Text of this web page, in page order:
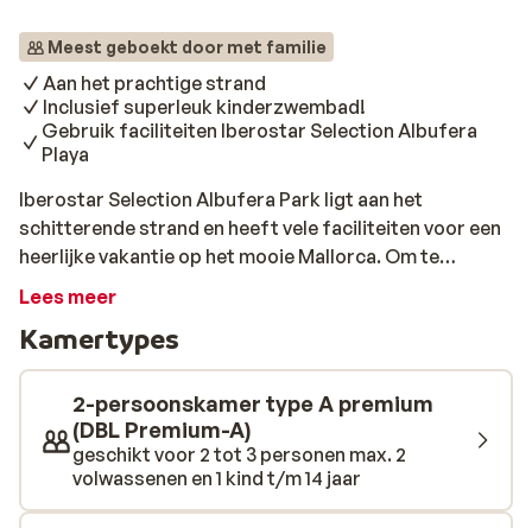
Meest geboekt door met familie
Aan het prachtige strand
Inclusief superleuk kinderzwembad!
Gebruik faciliteiten Iberostar Selection Albufera
Playa
Iberostar Selection Albufera Park ligt aan het
schitterende strand en heeft vele faciliteiten voor een
heerlijke vakantie op het mooie Mallorca. Om te
beginnen is het hier werkelijk een feestje voor kinderen.
zwembadterras met ijssalon. Dat is toch geweldig?! En
dan is er ook nog een fleurig kinderzwembad inclusief
springbubbel voor heel wat uurtjes waterpret. Jij kunt
hier de hele dag heerlijk luieren op een ligbedje in het
zonnetje. En omdat lekker eten & drinken natuurlijk ook
belangrijk is tijdens een weekje weg, zijn er diverse
restaurants en bars om de smaakpapillen te prikkelen.
Lees meer
Kamertypes
2-persoonskamer type A premium
(DBL Premium-A)
geschikt voor 2 tot 3 personen max. 2
volwassenen en 1 kind t/m 14 jaar